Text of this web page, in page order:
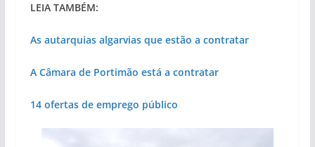
LEIA TAMBÉM:
As autarquias algarvias que estão a contratar
A Câmara de Portimão está a contratar
14 ofertas de emprego público